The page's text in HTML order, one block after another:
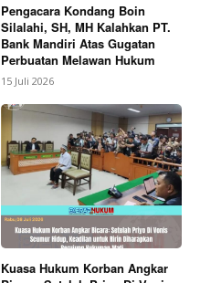
Pengacara Kondang Boin
Silalahi, SH, MH Kalahkan PT.
Bank Mandiri Atas Gugatan
Perbuatan Melawan Hukum
15 Juli 2026
Kuasa Hukum Korban Angkar